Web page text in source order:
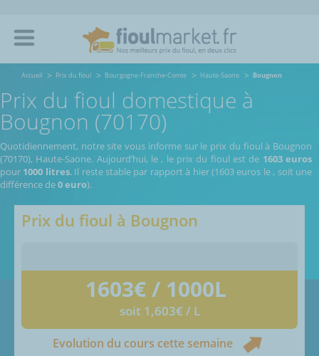
Accueil Prix du fioul Bourgogne-Franche-Comte Haute-Saone Bougnon
Prix du fioul domestique à
Bougnon (70170)
Quotidiennement, notre site vous informe sur le prix du fioul à Bougnon
(70170), Haute-Saone. Aujourd’hui, le , le prix du fioul est de 1603 euros
pour 1000 litres. Il reste stable par rapport à hier (1603 euros le, soit une
différence de0 euro).
Prix du fioul à Bougnon
1603€ / 1000L
soit 1,603€ / L
Evolution du cours cette semaine